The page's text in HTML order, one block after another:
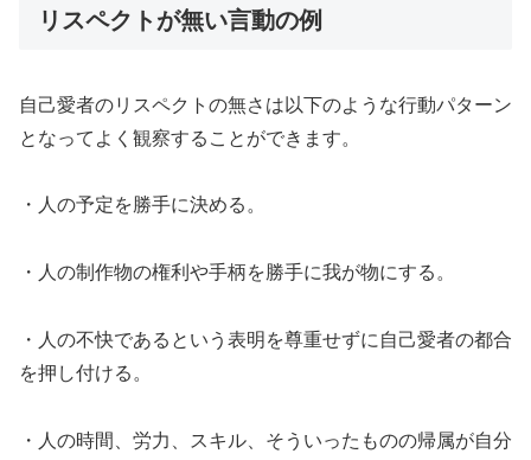
リスペクトが無い言動の例
自己愛者のリスペクトの無さは以下のような行動パターン
となってよく観察することができます。
・人の予定を勝手に決める。
・人の制作物の権利や手柄を勝手に我が物にする。
・人の不快であるという表明を尊重せずに自己愛者の都合
を押し付ける。
・人の時間、労力、スキル、そういったものの帰属が自分